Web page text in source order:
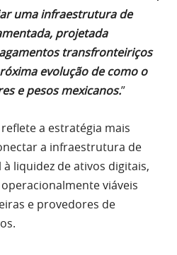
uma infraestrutura de
projetada
transfronteiriços
evolução de como o
e pesos mexicanos.”
a estratégia mais
a infraestrutura de
liquidez de ativos digitais,
viáveis
e provedores de